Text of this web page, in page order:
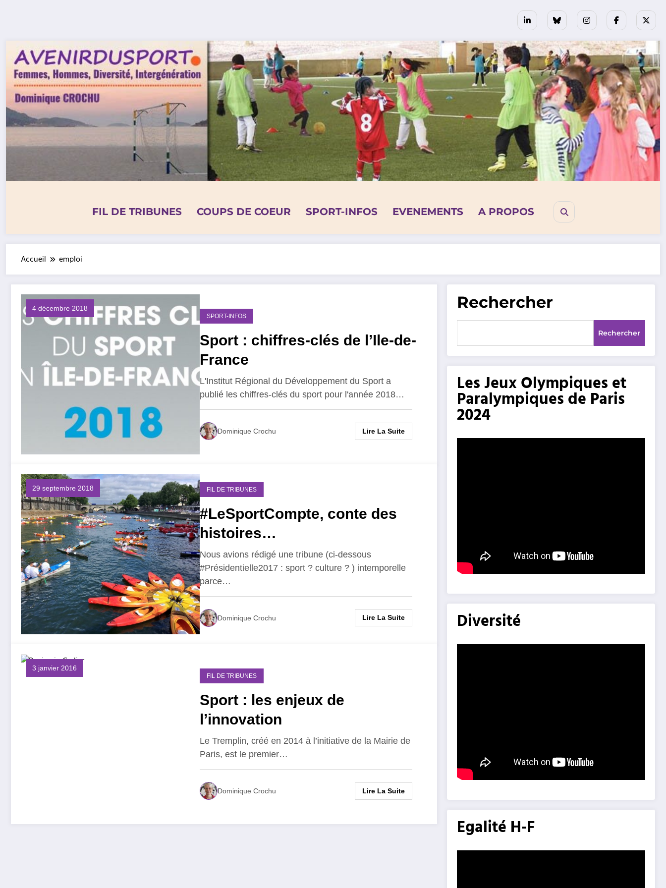
FIL DE TRIBUNES COUPS DE COEUR SPORT-INFOS EVENEMENTS A PROPOS
Accueil emploi
4 décembre 2018
SPORT-INFOS
Sport : chiffres-clés de l’Ile-de-
France
L'Institut Régional du Développement du Sport a
publié les chiffres-clés du sport pour l'année 2018…
Dominique Crochu Lire La Suite
29 septembre 2018 FIL DE TRIBUNES
#LeSportCompte, conte des
histoires…
Nous avions rédigé une tribune (ci-dessous
#Présidentielle2017 : sport ? culture ? ) intemporelle
parce…
Dominique Crochu Lire La Suite
3 janvier 2016
FIL DE TRIBUNES
Sport : les enjeux de
l’innovation
Le Tremplin, créé en 2014 à l’initiative de la Mairie de
Paris, est le premier…
Dominique Crochu Lire La Suite
Rechercher
Rechercher
Les Jeux Olympiques et
Paralympiques de Paris
2024
Diversité
Egalité H-F